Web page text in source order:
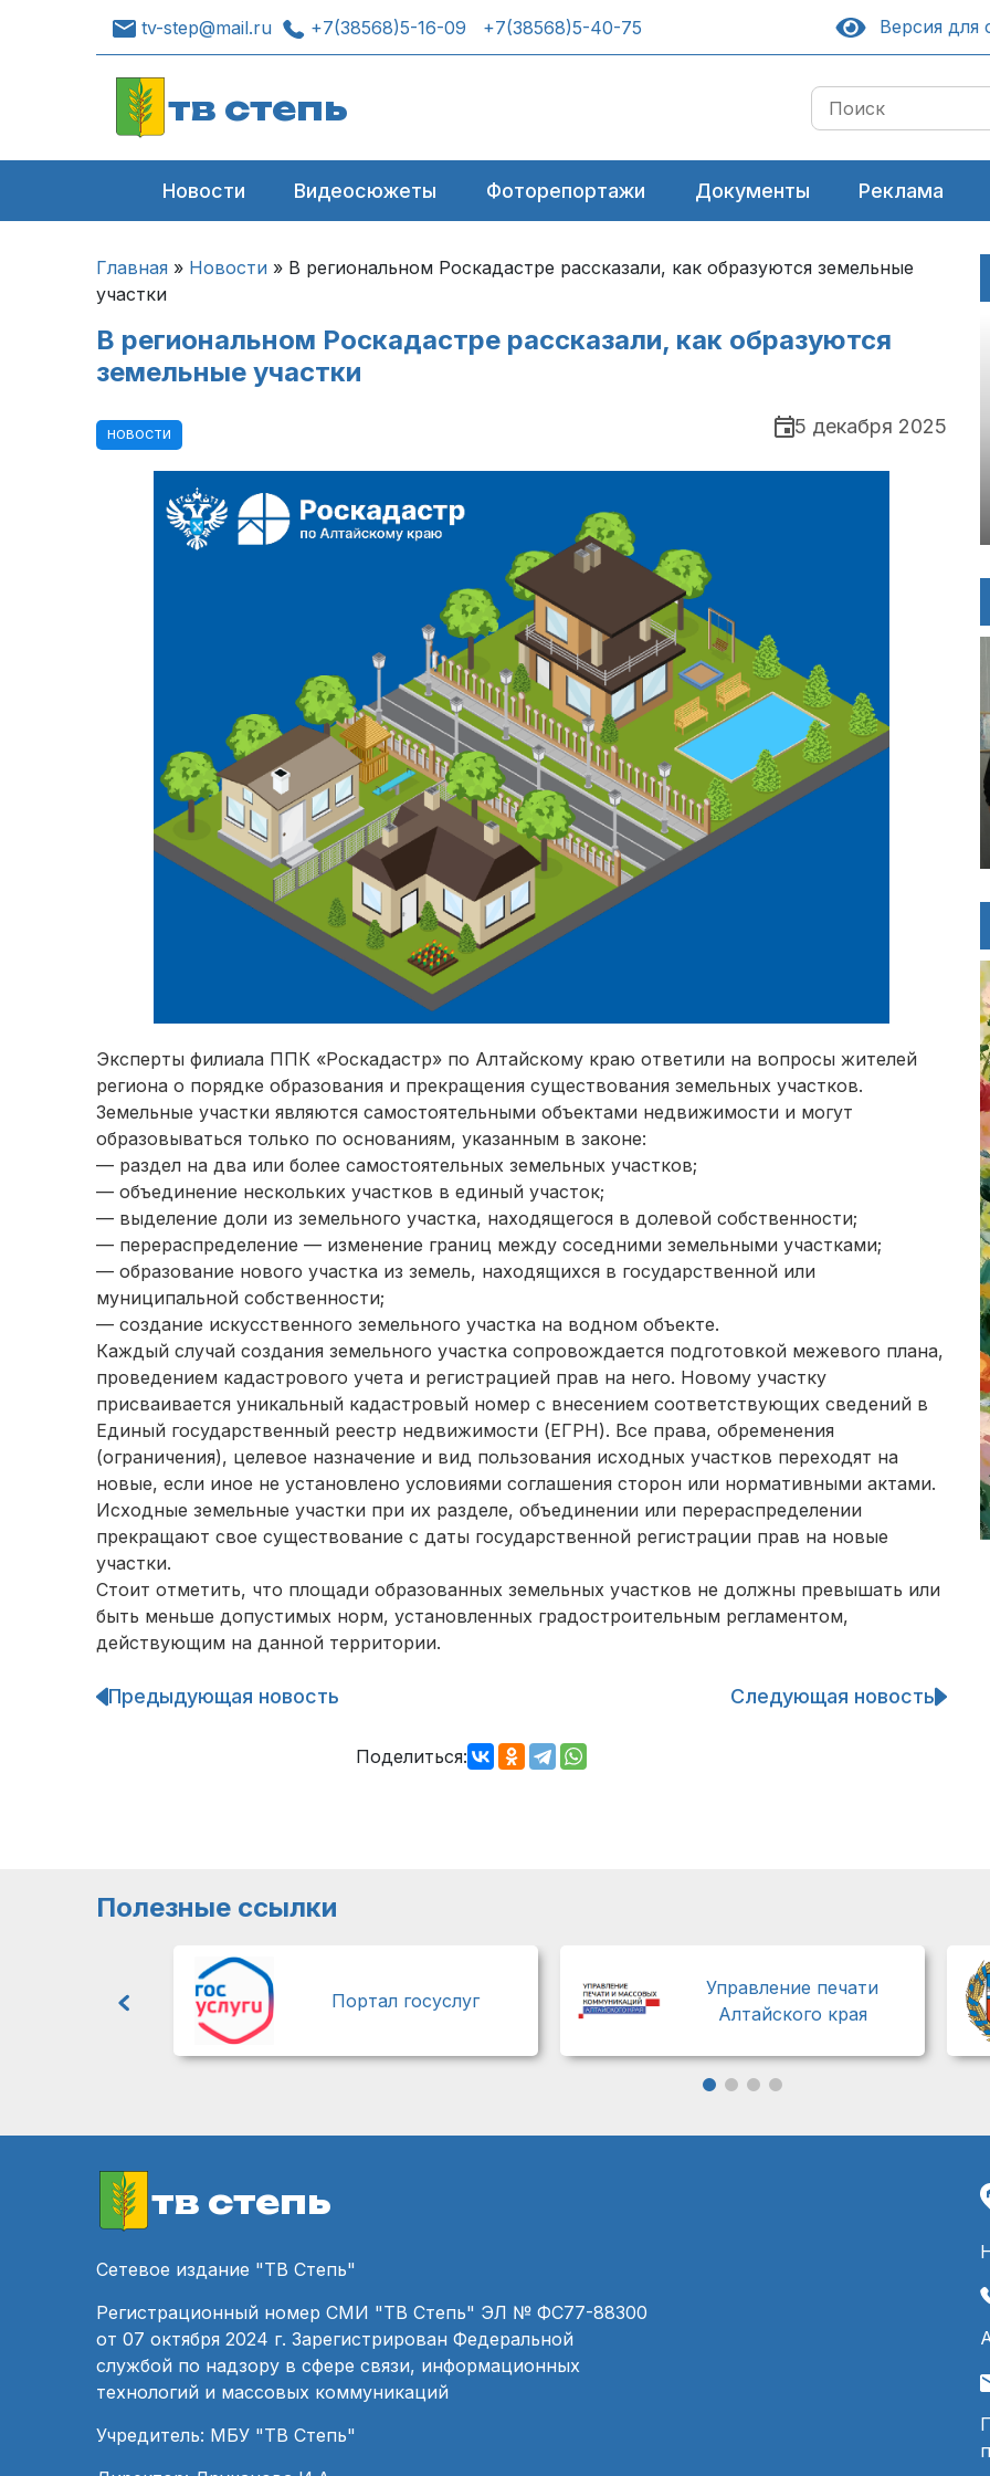
tv-step@mail.ru +7(38568)5-16-09 +7(38568)5-40-75 Версия для
тв степь
Новости Видеосюжеты Фоторепортажи Документы Реклама
Главная » Новости » В региональном Роскадастре рассказали, как образуются земельные
участки
В региональном Роскадастре рассказали, как образуются
земельные участки
НОВОСТИ 5 декабря 2025
Эксперты филиала ППК «Роскадастр» по Алтайскому краю ответили на вопросы жителей
региона о порядке образования и прекращения существования земельных участков.
Земельные участки являются самостоятельными объектами недвижимости и могут
образовываться только по основаниям, указанным в законе:
— раздел на два или более самостоятельных земельных участков;
— объединение нескольких участков в единый участок;
— выделение доли из земельного участка, находящегося в долевой собственности;
— перераспределение — изменение границ между соседними земельными участками;
— образование нового участка из земель, находящихся в государственной или
муниципальной собственности;
— создание искусственного земельного участка на водном объекте.
Каждый случай создания земельного участка сопровождается подготовкой межевого плана,
проведением кадастрового учета и регистрацией прав на него. Новому участку
присваивается уникальный кадастровый номер с внесением соответствующих сведений в
Единый государственный реестр недвижимости (ЕГРН). Все права, обременения
(ограничения), целевое назначение и вид пользования исходных участков переходят на
новые, если иное не установлено условиями соглашения сторон или нормативными актами.
Исходные земельные участки при их разделе, объединении или перераспределении
прекращают свое существование с даты государственной регистрации прав на новые
участки.
Стоит отметить, что площади образованных земельных участков не должны превышать или
быть меньше допустимых норм, установленных градостроительным регламентом,
действующим на данной территории.
Навигация
Предыдующая новость Следующая новость
Поделиться:
Полезные ссылки
Портал госуслуг
Управление печати
Алтайского края
тв степь
Сетевое издание "ТВ Степь"
Регистрационный номер СМИ "ТВ Степь" ЭЛ № ФС77-88300
от 07 октября 2024 г. Зарегистрирован Федеральной
службой по надзору в сфере связи, информационных
технологий и массовых коммуникаций
Учредитель: МБУ "ТВ Степь"